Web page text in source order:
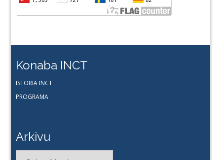
Konaba INCT
ISTORIA INCT
PROGRAMA
Arkivu